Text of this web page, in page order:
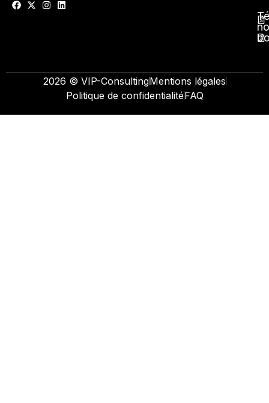
2026 © VIP-ConsultingMentions légales
Politique de confidentialitéFAQ